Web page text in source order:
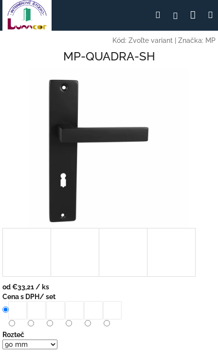
Prejsť
obsah
Hľadať
Kód: Zvoľte variant Značka: MP
MP-QUADRA-SH
od€33,21 / ks
Jednotková
cena:
Cena s DPH/ set
Rozteč